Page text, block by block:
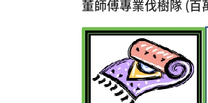
董師傅專業伐樹隊 (百